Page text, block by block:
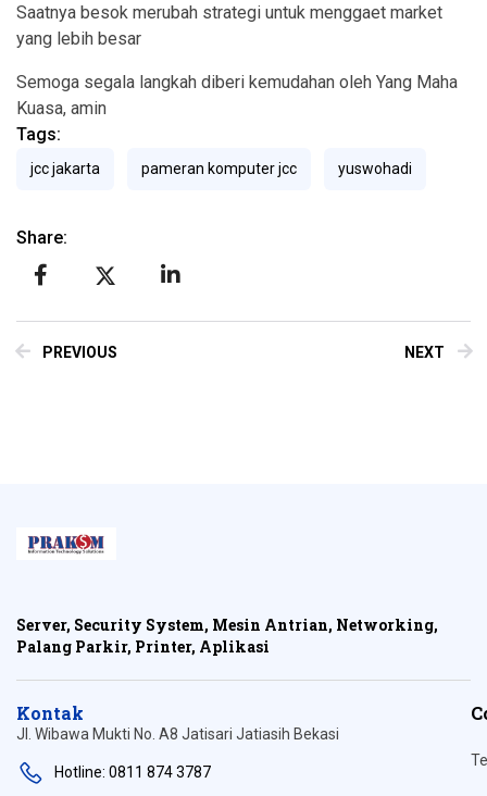
Saatnya besok merubah strategi untuk menggaet market
yang lebih besar
Semoga segala langkah diberi kemudahan oleh Yang Maha
Kuasa, amin
Tags:
jcc jakarta pameran komputer jcc yuswohadi
Share:
PREVIOUS NEXT
Server, Security System, Mesin Antrian, Networking,
Palang Parkir, Printer, Aplikasi
Kontak
Jl. Wibawa Mukti No. A8 Jatisari Jatiasih Bekasi
Hotline: 0811 874 3787